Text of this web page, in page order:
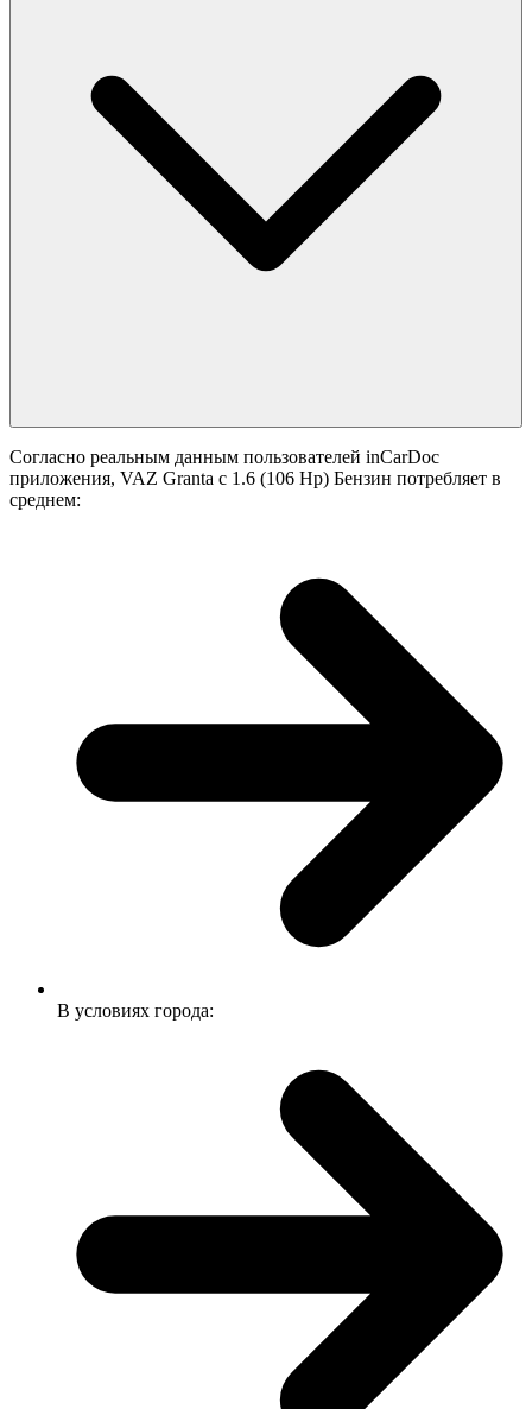
Согласно реальным данным пользователей inCarDoc
приложения, VAZ Granta с 1.6 (106 Hp) Бензин потребляет в
среднем:
В условиях города: